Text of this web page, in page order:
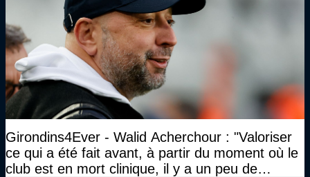
Girondins4Ever - Walid Acherchour : "Valoriser
ce qui a été fait avant, à partir du moment où le
club est en mort clinique, il y a un peu de